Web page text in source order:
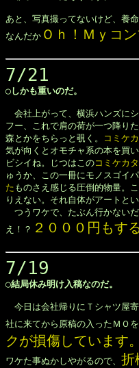
あと、写真撮ってないけど、養
なんだか Ｏｈ！Ｍｙコ
7/21
◯しかも重いのだ。
会社上がって、横浜ハンズに
フー、これで肩の荷が一つ降り
森とかをちらっと覗く。
コミケ
気が向くとオモチャ系の本を買
ビシイね。じつはこのコミケカ
ゅうか、この一冊にモノスゴイ
た ものさえ感じる圧倒的物量。
りえない。それ自体がアートと
つうワケで、たぶん行かない
え！？ ２０００円もす
7/19
◯結局休み明け入稿なのだ。
今日は会社帰りにＴシャツ屋
社に来てから原稿の入ったＭＯ
クが損傷しています
ワケた事ぬかしやがるので、 折